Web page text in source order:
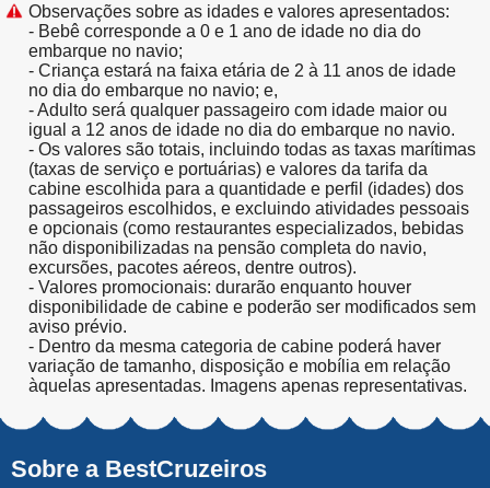
Observações sobre as idades e valores apresentados:
- Bebê corresponde a 0 e 1 ano de idade no dia do
embarque no navio;
- Criança estará na faixa etária de 2 à 11 anos de idade
no dia do embarque no navio; e,
- Adulto será qualquer passageiro com idade maior ou
igual a 12 anos de idade no dia do embarque no navio.
- Os valores são totais, incluindo todas as taxas marítimas
(taxas de serviço e portuárias) e valores da tarifa da
cabine escolhida para a quantidade e perfil (idades) dos
passageiros escolhidos, e excluindo atividades pessoais
e opcionais (como restaurantes especializados, bebidas
não disponibilizadas na pensão completa do navio,
excursões, pacotes aéreos, dentre outros).
- Valores promocionais: durarão enquanto houver
disponibilidade de cabine e poderão ser modificados sem
aviso prévio.
- Dentro da mesma categoria de cabine poderá haver
variação de tamanho, disposição e mobília em relação
àquelas apresentadas. Imagens apenas representativas.
Sobre a BestCruzeiros